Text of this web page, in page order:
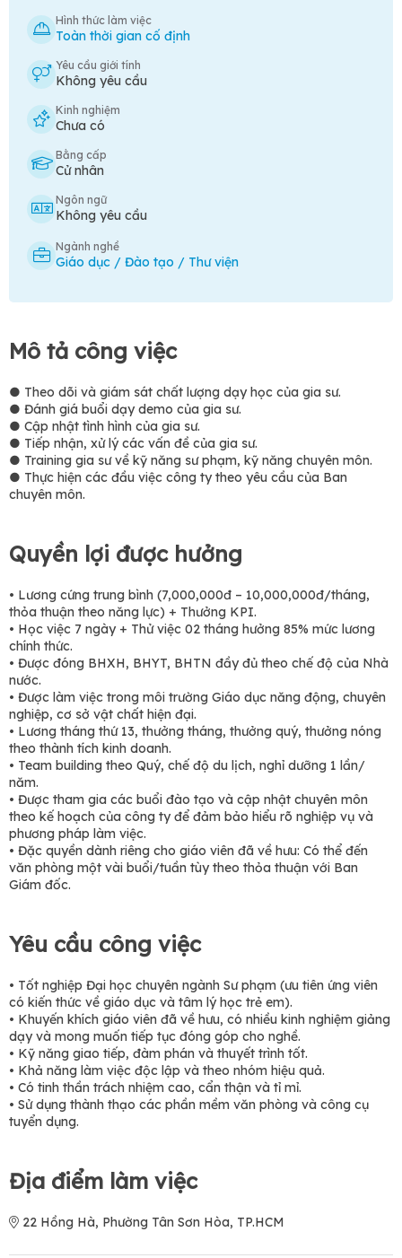
Hình thức làm việc
Toàn thời gian cố định
Yêu cầu giới tính
Không yêu cầu
Kinh nghiệm
Chưa có
Bằng cấp
Cử nhân
Ngôn ngữ
Không yêu cầu
Ngành nghề
Giáo dục / Đào tạo / Thư viện
Mô tả công việc
● Theo dõi và giám sát chất lượng dạy học của gia sư.
● Đánh giá buổi dạy demo của gia sư.
● Cập nhật tình hình của gia sư.
● Tiếp nhận, xử lý các vấn đề của gia sư.
● Training gia sư về kỹ năng sư phạm, kỹ năng chuyên môn.
● Thực hiện các đầu việc công ty theo yêu cầu của Ban
chuyên môn.
Quyền lợi được hưởng
• Lương cứng trung bình (7,000,000đ – 10,000,000đ/tháng,
thỏa thuận theo năng lực) + Thưởng KPI.
• Học việc 7 ngày + Thử việc 02 tháng hưởng 85% mức lương
chính thức.
• Được đóng BHXH, BHYT, BHTN đầy đủ theo chế độ của Nhà
nước.
• Được làm việc trong môi trường Giáo dục năng động, chuyên
nghiệp, cơ sở vật chất hiện đại.
• Lương tháng thứ 13, thưởng tháng, thưởng quý, thưởng nóng
theo thành tích kinh doanh.
• Team building theo Quý, chế độ du lịch, nghỉ dưỡng 1 lần/
năm.
• Được tham gia các buổi đào tạo và cập nhật chuyên môn
theo kế hoạch của công ty để đảm bảo hiểu rõ nghiệp vụ và
phương pháp làm việc.
• Đặc quyền dành riêng cho giáo viên đã về hưu: Có thể đến
văn phòng một vài buổi/tuần tùy theo thỏa thuận với Ban
Giám đốc.
Yêu cầu công việc
• Tốt nghiệp Đại học chuyên ngành Sư phạm (ưu tiên ứng viên
có kiến thức về giáo dục và tâm lý học trẻ em).
• Khuyến khích giáo viên đã về hưu, có nhiều kinh nghiệm giảng
dạy và mong muốn tiếp tục đóng góp cho nghề.
• Kỹ năng giao tiếp, đàm phán và thuyết trình tốt.
• Khả năng làm việc độc lập và theo nhóm hiệu quả.
• Có tinh thần trách nhiệm cao, cẩn thận và tỉ mỉ.
• Sử dụng thành thạo các phần mềm văn phòng và công cụ
tuyển dụng.
Địa điểm làm việc
22 Hồng Hà, Phường Tân Sơn Hòa, TP.HCM